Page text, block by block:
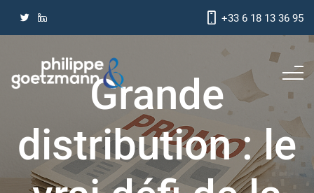
+33 6 18 13 36 95
Grande
distribution : le